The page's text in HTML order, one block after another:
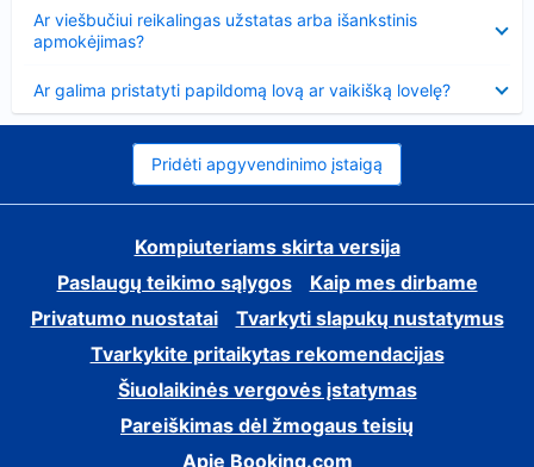
Ar viešbučiui reikalingas užstatas arba išankstinis
apmokėjimas?
Ar galima pristatyti papildomą lovą ar vaikišką lovelę?
Pridėti apgyvendinimo įstaigą
Kompiuteriams skirta versija
Paslaugų teikimo sąlygos
Kaip mes dirbame
Privatumo nuostatai
Tvarkyti slapukų nustatymus
Tvarkykite pritaikytas rekomendacijas
Šiuolaikinės vergovės įstatymas
Pareiškimas dėl žmogaus teisių
Apie Booking.com